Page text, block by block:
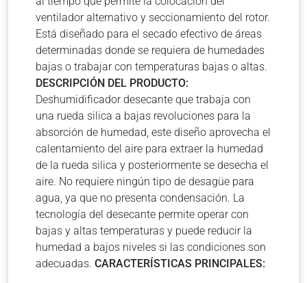
ventilador alternativo y seccionamiento del rotor.
Está diseñado para el secado efectivo de áreas
determinadas donde se requiera de humedades
bajas o trabajar con temperaturas bajas o altas.
DESCRIPCIÓN DEL PRODUCTO:
Deshumidificador desecante que trabaja con
una rueda silica a bajas revoluciones para la
absorción de humedad, este diseño aprovecha el
calentamiento del aire para extraer la humedad
de la rueda silica y posteriormente se desecha el
aire. No requiere ningún tipo de desagüe para
agua, ya que no presenta condensación. La
tecnología del desecante permite operar con
bajas y altas temperaturas y puede reducir la
humedad a bajos niveles si las condiciones son
adecuadas. CARACTERÍSTICAS PRINCIPALES: